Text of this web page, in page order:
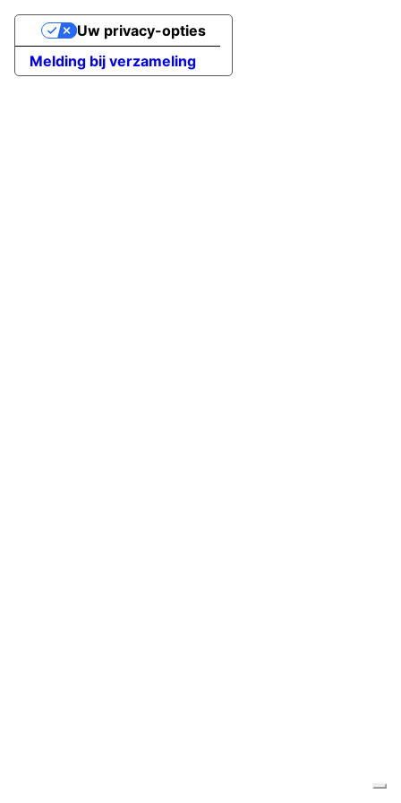
Melding bij verzameling
Uw privacy-opties